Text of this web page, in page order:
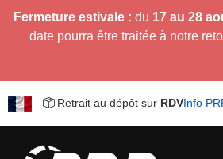
Fermeture estivale : du 17 au 28
date pourra être traitée à notre
Retrait au dépôt sur RDVInfo